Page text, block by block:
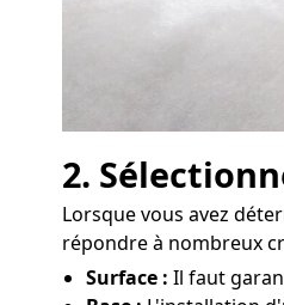
2.
Lorsque vous avez
répondre à nombreux
Surface : Il faut